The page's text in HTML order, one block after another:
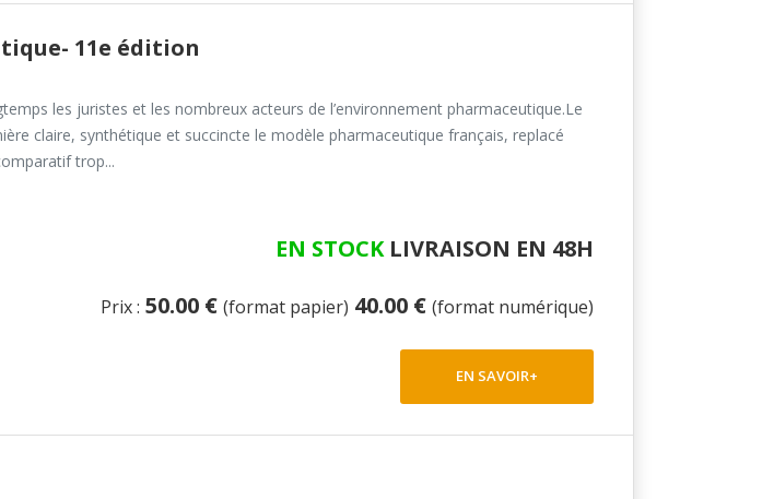
11e édition
les juristes et les nombreux acteurs de l’environnement pharmaceutique.Le
claire, synthétique et succincte le modèle pharmaceutique français, replacé
trop...
EN STOCKLIVRAISON EN 48H
Prix : 50.00 € (format papier) 40.00 € (format numérique)
EN SAVOIR+